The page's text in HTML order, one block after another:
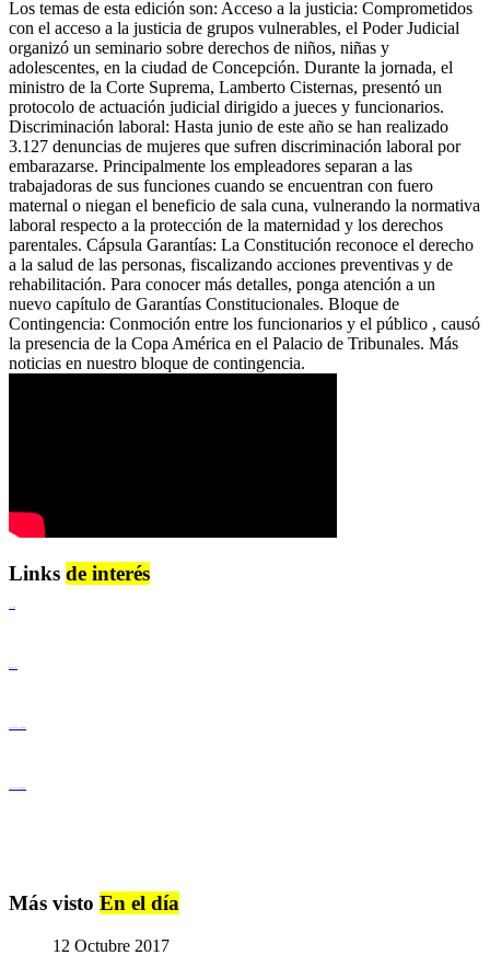
Los temas de esta edición son: Acceso a la justicia: Comprometidos
con el acceso a la justicia de grupos vulnerables, el Poder Judicial
organizó un seminario sobre derechos de niños, niñas y
adolescentes, en la ciudad de Concepción. Durante la jornada, el
ministro de la Corte Suprema, Lamberto Cisternas, presentó un
protocolo de actuación judicial dirigido a jueces y funcionarios.
Discriminación laboral: Hasta junio de este año se han realizado
3.127 denuncias de mujeres que sufren discriminación laboral por
embarazarse. Principalmente los empleadores separan a las
trabajadoras de sus funciones cuando se encuentran con fuero
maternal o niegan el beneficio de sala cuna, vulnerando la normativa
laboral respecto a la protección de la maternidad y los derechos
parentales. Cápsula Garantías: La Constitución reconoce el derecho
a la salud de las personas, fiscalizando acciones preventivas y de
rehabilitación. Para conocer más detalles, ponga atención a un
nuevo capítulo de Garantías Constitucionales. Bloque de
Contingencia: Conmoción entre los funcionarios y el público , causó
la presencia de la Copa América en el Palacio de Tribunales. Más
noticias en nuestro bloque de contingencia.
Links de interés
Más visto En el día
12 Octubre 2017